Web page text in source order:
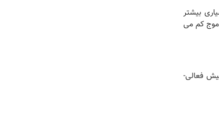
بیشتر
موج کم می
فعالی-